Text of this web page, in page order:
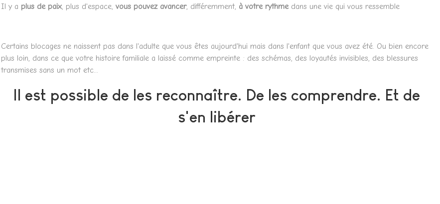
Il y a plus de paix, plus d'espace, vous pouvez avancer, différemment, à votre rythmedans une vie qui vous ressemble
Certains blocages ne naissent pas dans l'adulte que vous êtes aujourd'hui mais dans l'enfant que vous avez été. Ou bien encore
plus loin, dans ce que votre histoire familiale a laissé comme empreinte : des schémas, des loyautés invisibles, des blessures
transmises sans un mot etc...
Il est possible de les reconnaître. De les comprendre. Et de
s'en libérer